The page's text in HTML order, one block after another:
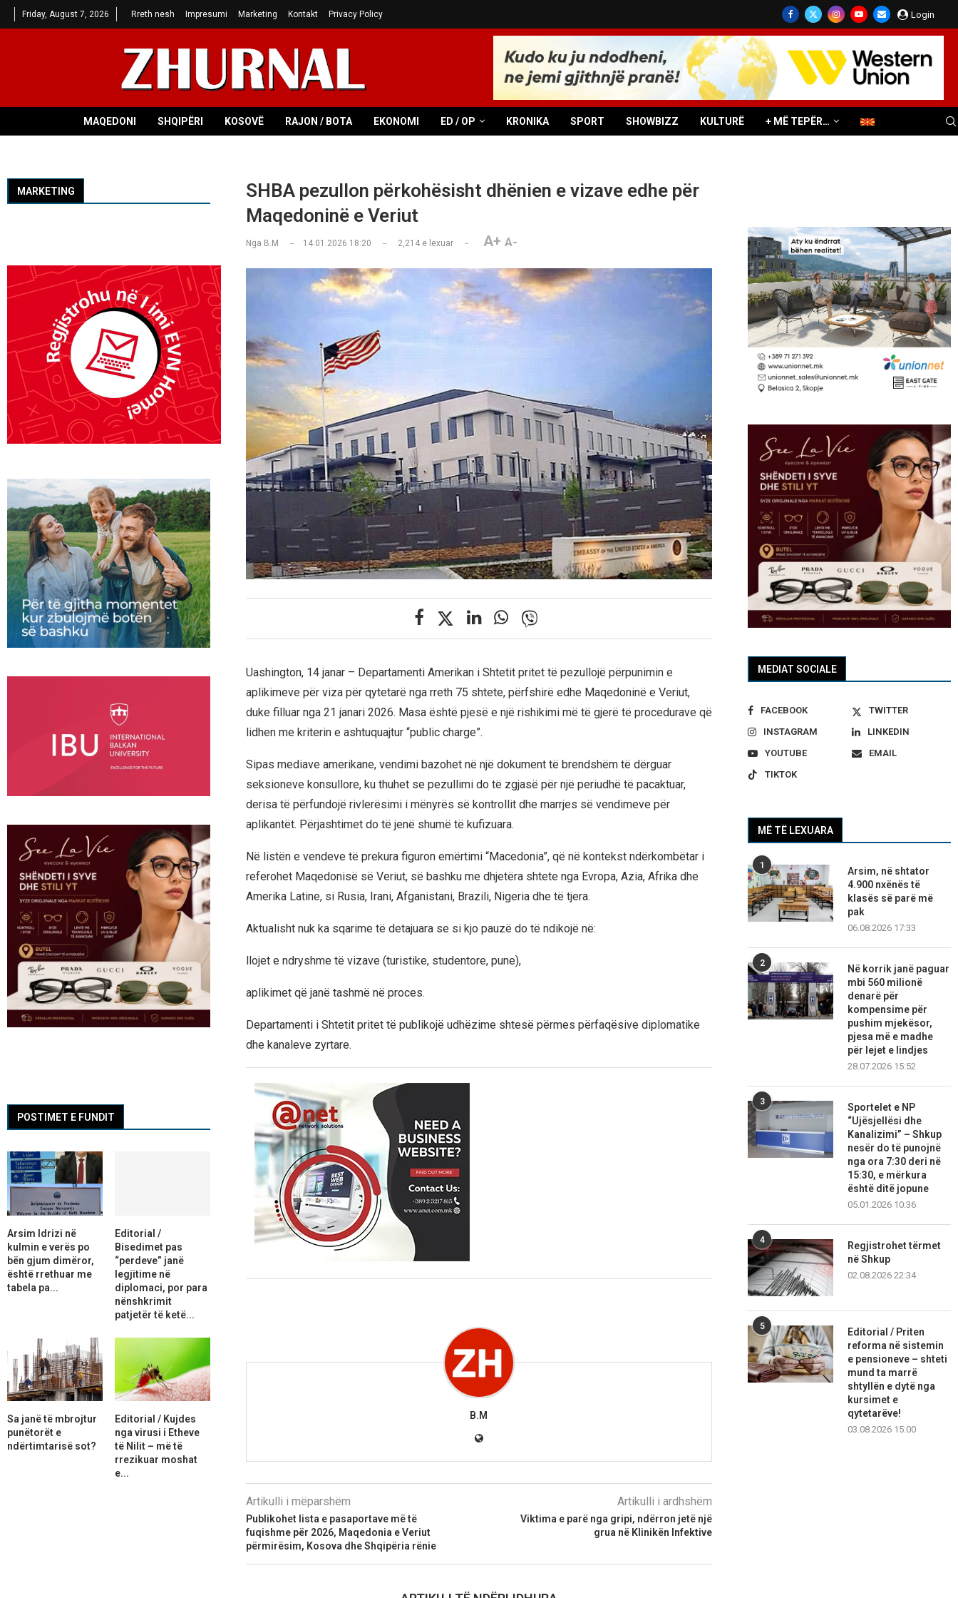
Friday, August 7, 2026 Rreth nesh Impresumi Marketing Kontakt Privacy Policy Login
MAQEDONI SHQIPËRI KOSOVË RAJON / BOTA EKONOMI ED / OP KRONIKA SPORT SHOWBIZZ KULTURË + MË TEPËR…
SHBA pezullon përkohësisht dhënien e vizave edhe për
Maqedoninë e Veriut
Nga B.M 14.01.2026 18:20 2,214e lexuar A+ A-
Uashington, 14 janar – Departamenti Amerikan i Shtetit pritet të pezullojë përpunimin e
aplikimeve për viza për qytetarë nga rreth 75 shtete, përfshirë edhe Maqedoninë e Veriut,
duke filluar nga 21 janari 2026. Masa është pjesë e një rishikimi më të gjerë të procedurave që
lidhen me kriterin e ashtuquajtur “public charge”.
Sipas mediave amerikane, vendimi bazohet në një dokument të brendshëm të dërguar
seksioneve konsullore, ku thuhet se pezullimi do të zgjasë për një periudhë të pacaktuar,
derisa të përfundojë rivlerësimi i mënyrës së kontrollit dhe marrjes së vendimeve për
aplikantët. Përjashtimet do të jenë shumë të kufizuara.
Në listën e vendeve të prekura figuron emërtimi “Macedonia”, që në kontekst ndërkombëtar i
referohet Maqedonisë së Veriut, së bashku me dhjetëra shtete nga Evropa, Azia, Afrika dhe
Amerika Latine, si Rusia, Irani, Afganistani, Brazili, Nigeria dhe të tjera.
Aktualisht nuk ka sqarime të detajuara se si kjo pauzë do të ndikojë në:
llojet e ndryshme të vizave (turistike, studentore, pune),
aplikimet që janë tashmë në proces.
Departamenti i Shtetit pritet të publikojë udhëzime shtesë përmes përfaqësive diplomatike
dhe kanaleve zyrtare.
B.M
Artikulli i mëparshëm
Publikohet lista e pasaportave më të
fuqishme për 2026, Maqedonia e Veriut
përmirësim, Kosova dhe Shqipëria rënie
Artikulli i ardhshëm
Viktima e parë nga gripi, ndërron jetë një
grua në Klinikën Infektive
MEDIAT SOCIALE
FACEBOOK
TWITTER
INSTAGRAM
LINKEDIN
YOUTUBE
EMAIL
TIKTOK
MË TË LEXUARA
1
Arsim, në shtator
4.900 nxënës të
klasës së parë më
pak
06.08.2026 17:33
2
Në korrik janë paguar
mbi 560 milionë
denarë për
kompensime për
pushim mjekësor,
pjesa më e madhe
për lejet e lindjes
28.07.2026 15:52
3
Sportelet e NP
“Ujësjellësi dhe
Kanalizimi” – Shkup
nesër do të punojnë
nga ora 7:30 deri në
15:30, e mërkura
është ditë jopune
05.01.2026 10:36
4
Regjistrohet tërmet
në Shkup
02.08.2026 22:34
5
Editorial / Priten
reforma në sistemin
e pensioneve – shteti
mund ta marrë
shtyllën e dytë nga
kursimet e
qytetarëve!
03.08.2026 15:00
MARKETING
POSTIMET E FUNDIT
Arsim Idrizi në
kulmin e verës po
bën gjum dimëror,
është rrethuar me
tabela pa...
Editorial /
Bisedimet pas
“perdeve” janë
legjitime në
diplomaci, por para
nënshkrimit
patjetër të ketë...
Sa janë të mbrojtur
punëtorët e
ndërtimtarisë sot?
Editorial / Kujdes
nga virusi i Etheve
të Nilit – më të
rrezikuar moshat
e...